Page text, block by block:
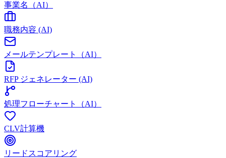
事業名（AI）
職務内容 (AI)
メールテンプレート（AI）
RFP ジェネレーター (AI)
処理フローチャート（AI）
CLV計算機
リードスコアリング